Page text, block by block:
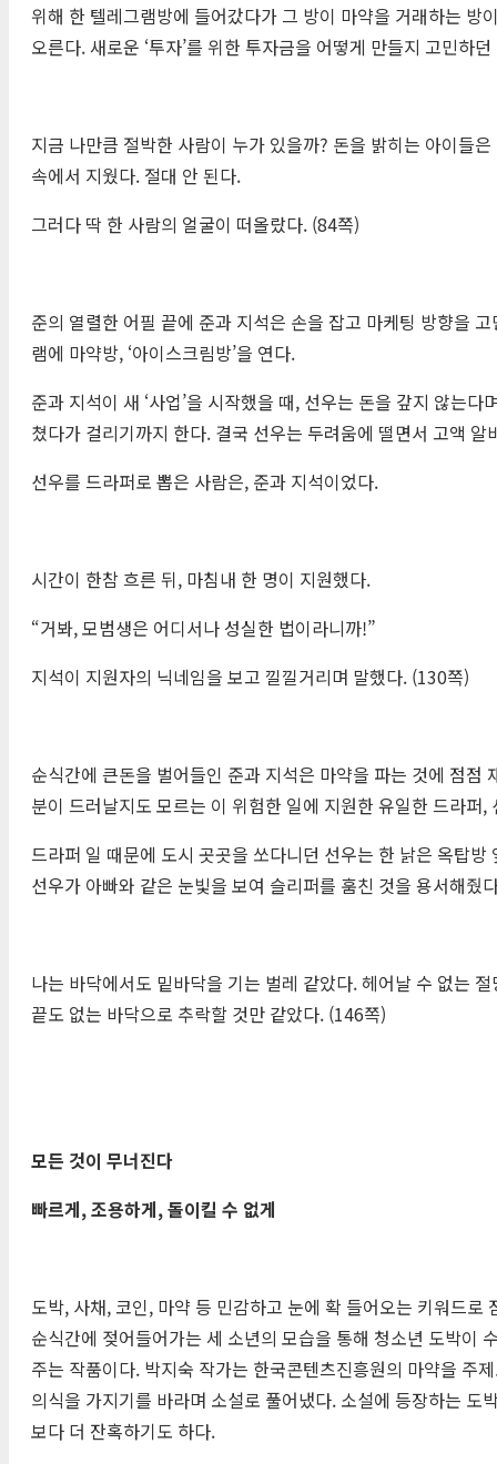
위해 한 텔레그램방에 들어갔다가 그 방이 마약을 거래하는
오른다. 새로운 ‘투자’를 위한 투자금을 어떻게 만들지 고민하
지금 나만큼 절박한 사람이 누가 있을까? 돈을 밝히는 아이들
속에서 지웠다. 절대 안 된다.
그러다 딱 한 사람의 얼굴이 떠올랐다. (84쪽)
준의 열렬한 어필 끝에 준과 지석은 손을 잡고 마케팅 방향을
램에 마약방, ‘아이스크림방’을 연다.
준과 지석이 새 ‘사업’을 시작했을 때, 선우는 돈을 갚지 않는
쳤다가 걸리기까지 한다. 결국 선우는 두려움에 떨면서 고액
선우를 드라퍼로 뽑은 사람은, 준과 지석이었다.
시간이 한참 흐른 뒤, 마침내 한 명이 지원했다.
“거봐, 모범생은 어디서나 성실한 법이라니까!”
지석이 지원자의 닉네임을 보고 낄낄거리며 말했다. (130쪽)
순식간에 큰돈을 벌어들인 준과 지석은 마약을 파는 것에 점
분이 드러날지도 모르는 이 위험한 일에 지원한 유일한 드라퍼
드라퍼 일 때문에 도시 곳곳을 쏘다니던 선우는 한 낡은 옥탑
선우가 아빠와 같은 눈빛을 보여 슬리퍼를 훔친 것을 용서해
나는 바닥에서도 밑바닥을 기는 벌레 같았다. 헤어날 수 없는
끝도 없는 바닥으로 추락할 것만 같았다. (146쪽)
모든 것이 무너진다
빠르게,조용하게,돌이킬 수 없게
도박, 사채, 코인, 마약 등 민감하고 눈에 확 들어오는 키워드
순식간에 젖어들어가는 세 소년의 모습을 통해 청소년 도박이
주는 작품이다. 박지숙 작가는 한국콘텐츠진흥원의 마약을 주
의식을 가지기를 바라며 소설로 풀어냈다. 소설에 등장하는 도
보다 더 잔혹하기도 하다.